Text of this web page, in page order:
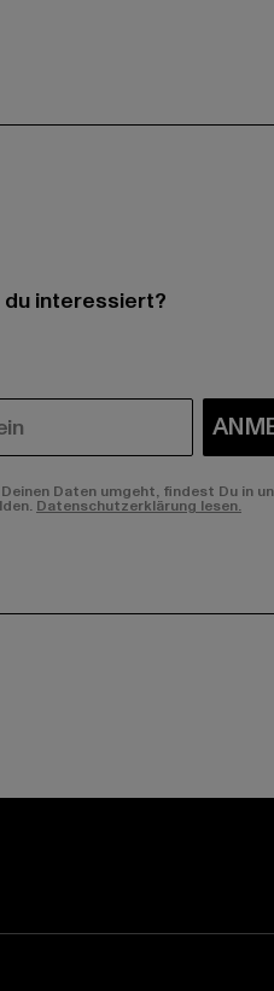
interessiert?
Daten umgeht, findest Du in
Datenschutzerklärung lesen.